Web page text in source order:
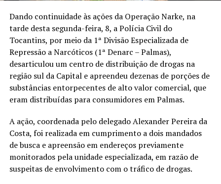
Dando continuidade às ações da Operação Narke, na
tarde desta segunda-feira, 8, a Polícia Civil do
Tocantins, por meio da 1ª Divisão Especializada de
Repressão a Narcóticos (1ª Denarc – Palmas),
desarticulou um centro de distribuição de drogas na
região sul da Capital e apreendeu dezenas de porções de
substâncias entorpecentes de alto valor comercial, que
eram distribuídas para consumidores em Palmas.
A ação, coordenada pelo delegado Alexander Pereira da
Costa, foi realizada em cumprimento a dois mandados
de busca e apreensão em endereços previamente
monitorados pela unidade especializada, em razão de
suspeitas de envolvimento com o tráfico de drogas.